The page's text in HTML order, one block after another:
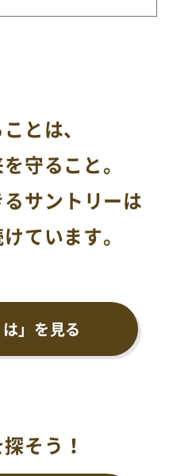
とは、
守ること。
サントリーは
ています。
は」を見る
そう！